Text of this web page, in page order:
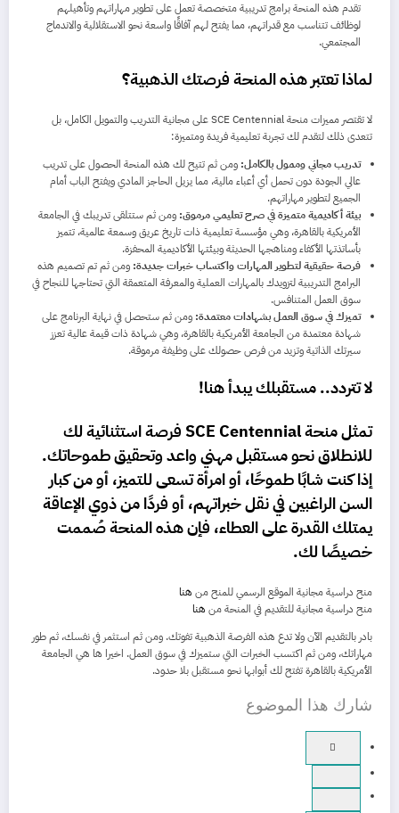
تقدم هذه المنحة برامج تدريبية متخصصة تعمل على تطوير مهاراتهم وتأهيلهم
لوظائف تتناسب مع قدراتهم، مما يفتح لهم آفاقًا واسعة نحو الاستقلالية والاندماج
المجتمعي.
لماذا تعتبر هذه المنحة فرصتك الذهبية؟
لا تقتصر مميزات منحة SCE Centennial على مجانية التدريب والتمويل الكامل، بل
تتعدى ذلك لتقدم لك تجربة تعليمية فريدة ومتميزة:
تدريب مجاني وممول بالكامل: ومن ثم تتيح لك هذه المنحة الحصول على تدريب
عالي الجودة دون تحمل أي أعباء مالية، مما يزيل الحاجز المادي ويفتح الباب أمام
الجميع لتطوير مهاراتهم.
بيئة أكاديمية متميزة في صرح تعليمي مرموق: ومن ثم ستتلقى تدريبك في الجامعة
الأمريكية بالقاهرة، وهي مؤسسة تعليمية ذات تاريخ عريق وسمعة عالمية، تتميز
بأساتذتها الأكفاء ومناهجها الحديثة وبيئتها الأكاديمية المحفزة.
فرصة حقيقية لتطوير المهارات واكتساب خبرات جديدة: ومن ثم تم تصميم هذه
البرامج التدريبية لتزويدك بالمهارات العملية والمعرفة المتعمقة التي تحتاجها للنجاح في
سوق العمل المتنافس.
تميزك في سوق العمل بشهادات معتمدة: ومن ثم ستحصل في نهاية البرنامج على
شهادة معتمدة من الجامعة الأمريكية بالقاهرة، وهي شهادة ذات قيمة عالية تعزز
سيرتك الذاتية وتزيد من فرص حصولك على وظيفة مرموقة.
لا تتردد.. مستقبلك يبدأ هنا!
تمثل منحة SCE Centennial فرصة استثنائية لك
للانطلاق نحو مستقبل مهني واعد وتحقيق طموحاتك.
إذا كنت شابًا طموحًا، أو امرأة تسعى للتميز، أو من كبار
السن الراغبين في نقل خبراتهم، أو فردًا من ذوي الإعاقة
يمتلك القدرة على العطاء، فإن هذه المنحة صُممت
خصيصًا لك.
منح دراسية مجانية الموقع الرسمي للمنح من هنا
منح دراسية مجانية للتقديم في المنحة من هنا
بادر بالتقديم الآن ولا تدع هذه الفرصة الذهبية تفوتك. ومن ثم استثمر في نفسك، ثم طور
مهاراتك، ومن ثم اكتسب الخبرات التي ستميزك في سوق العمل. اخيرا ها هي الجامعة
الأمريكية بالقاهرة تفتح لك أبوابها نحو مستقبل بلا حدود.
شارك هذا الموضوع